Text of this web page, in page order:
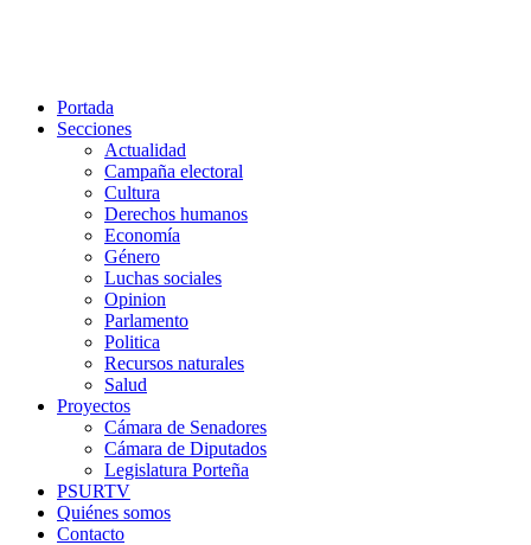
Portada
Secciones
Actualidad
Campaña electoral
Cultura
Derechos humanos
Economía
Género
Luchas sociales
Opinion
Parlamento
Politica
Recursos naturales
Salud
Proyectos
Cámara de Senadores
Cámara de Diputados
Legislatura Porteña
PSURTV
Quiénes somos
Contacto